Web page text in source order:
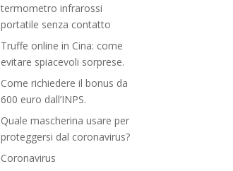
termometro infrarossi
portatile senza contatto
Truffe online in Cina: come
evitare spiacevoli sorprese.
Come richiedere il bonus da
600 euro dall’INPS.
Quale mascherina usare per
proteggersi dal coronavirus?
Coronavirus